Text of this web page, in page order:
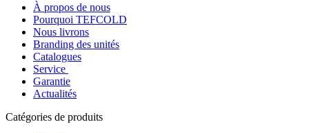
À propos de nous
Pourquoi TEFCOLD
Nous livrons
Branding des unités
Catalogues
Service
Garantie
Actualités
Catégories de produits